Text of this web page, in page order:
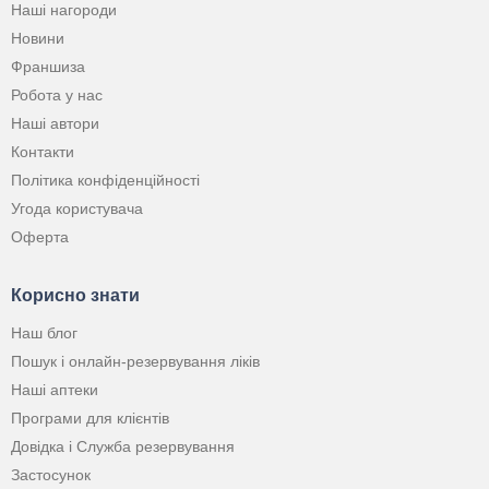
Наші нагороди
Новини
Франшиза
Робота у нас
Наші автори
Контакти
Політика конфіденційності
Угода користувача
Оферта
Корисно знати
Наш блог
Пошук і онлайн-резервування ліків
Наші аптеки
Програми для клієнтів
Довідка і Служба резервування
Застосунок